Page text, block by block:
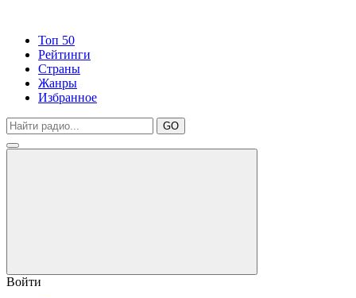
Топ 50
Рейтинги
Страны
Жанры
Избранное
GO
Войти